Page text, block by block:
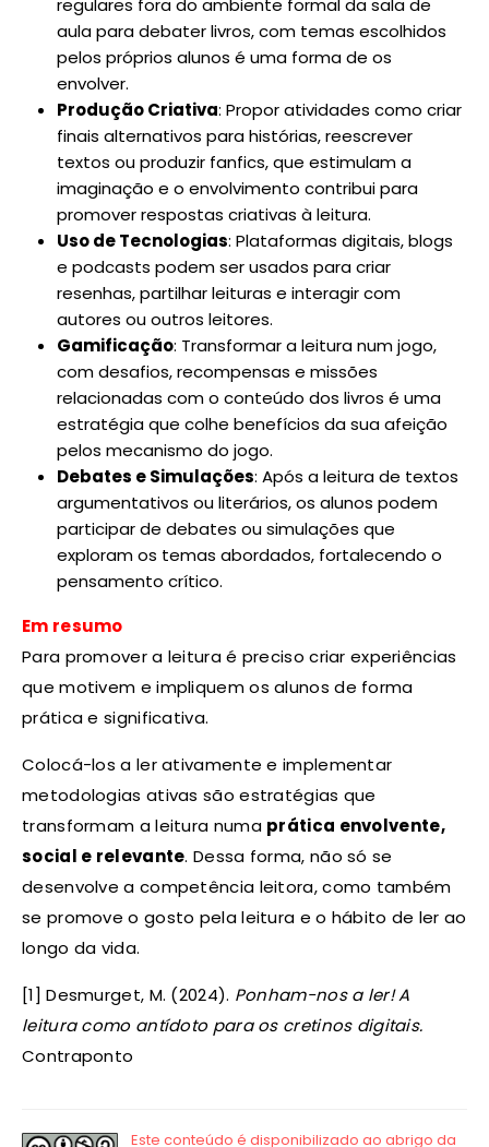
regulares fora do ambiente formal da sala de
aula para debater livros, com temas escolhidos
pelos próprios alunos é uma forma de os
envolver.
Produção Criativa: Propor atividades como criar
finais alternativos para histórias, reescrever
textos ou produzir fanfics, que estimulam a
imaginação e o envolvimento contribui para
promover respostas criativas à leitura.
Uso de Tecnologias: Plataformas digitais, blogs
e podcasts podem ser usados para criar
resenhas, partilhar leituras e interagir com
autores ou outros leitores.
Gamificação: Transformar a leitura num jogo,
com desafios, recompensas e missões
relacionadas com o conteúdo dos livros é uma
estratégia que colhe benefícios da sua afeição
pelos mecanismo do jogo.
Debates e Simulações: Após a leitura de textos
argumentativos ou literários, os alunos podem
participar de debates ou simulações que
exploram os temas abordados, fortalecendo o
pensamento crítico.
Em resumo
Para promover a leitura é preciso criar experiências
que motivem e impliquem os alunos de forma
prática e significativa.
Colocá-los a ler ativamente e implementar
metodologias ativas são estratégias que
transformam a leitura numa prática envolvente,
social e relevante. Dessa forma, não só se
desenvolve a competência leitora, como também
se promove o gosto pela leitura e o hábito de ler ao
longo da vida.
[1] Desmurget, M. (2024). Ponham-nos a ler! A
leitura como antídoto para os cretinos digitais.
Contraponto